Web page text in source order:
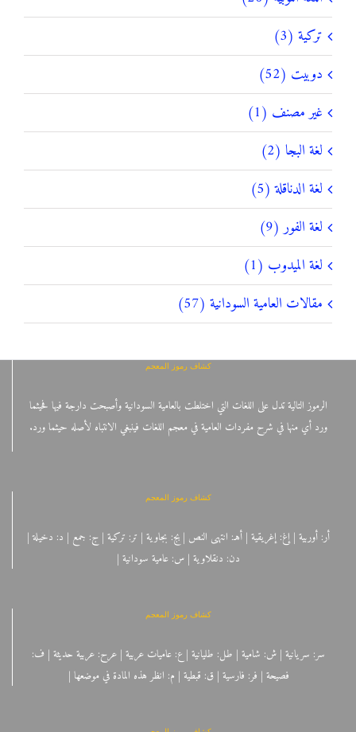
تركية (3)
دوبيت (52)
غير مصنف (1)
لغة البجا (2)
لغة الدناقلة (5)
لغة الفور (9)
لغة الميدوب (1)
مقالات العامية السودانية (57)
كشاف رموز المعجم
الرموز التالية تدل على اللغات التي اختلطت بالعامية السودانية وأصبحت دارجة فيها فحيثما
ورد أي منها في شرح مفردات العامية في معجم اللغات فينبغي الانتباه لأصله حيثما ورد.
كشاف رموز المعجم
أر: أوربية | إغ: إغريقية | أهـ: انتهى النص | بج: بجاوية | تر: تركية | ج: جمع | د: دخيلة |
دن: دنقلاوية | س: عامية سودانية |
كشاف رموز المعجم
سر: سريانية | ش: شامية | طل: طليانية | ع: عاميات عربية | عرح: عربية حديثة | ف:
فصيحة | فر: فارسية | ق: قبطية | م: انظر هذه المادة في موضعها |